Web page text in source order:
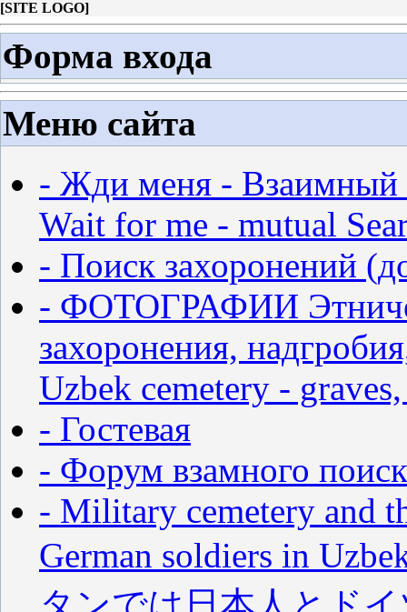
[SITE LOGO]
Форма входа
Меню сайта
- Жди меня - Взаимный
Wait for me - mutual
- Поиск захоронений
- ФОТОГРАФИИ
захоронения,
Uzbek cemetery -
- Гостевая
- Форум взамного
- Military cemetery and
German soldiers in